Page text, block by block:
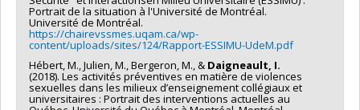
Portrait de la situation à l'Université de Montréal.
Université de Montréal.
https://chairevssmes.uqam.ca/wp-
content/uploads/sites/124/Rapport-ESSIMU-UdeM.pdf
Hébert, M., Julien, M., Bergeron, M., & Daigneault, I.
(2018). Les activités préventives en matière de violences
sexuelles dans les milieux d’enseignement collégiaux et
universitaires : Portrait des interventions actuelles au